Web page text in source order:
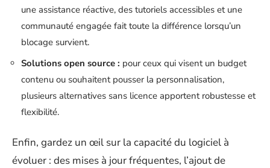
une assistance réactive, des tutoriels accessibles et une
communauté engagée fait toute la différence lorsqu’un
blocage survient.
Solutions open source : pour ceux qui visent un budget
contenu ou souhaitent pousser la personnalisation,
plusieurs alternatives sans licence apportent robustesse et
flexibilité.
Enfin, gardez un œil sur la capacité du logiciel à
évoluer : des mises à jour fréquentes, l’ajout de